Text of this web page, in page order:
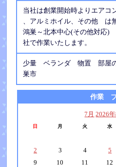
当社は創業開始時よりエアコ
、アルミホイル、その他 は
鴻巣～北本中心(その他対応)
社で作業いたします。
少量 ベランダ 物置 部屋
巣市
作業
7月 2026年
日 月 火 水
2
3 4 5
9
10 11 12